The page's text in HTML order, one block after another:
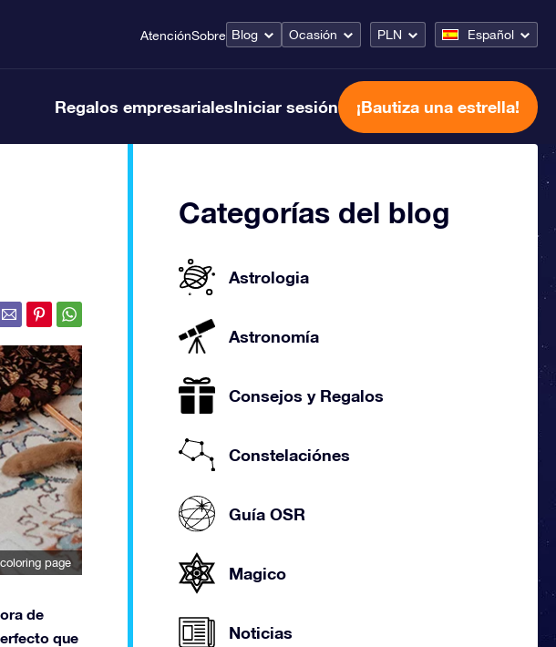
AtenciónSobre Blog Ocasión PLN Español
Regalos empresarialesIniciar sesión ¡Bautiza una estrella!
page
de
que
Categorías del blog
Astrologia
Astronomía
Consejos y Regalos
Constelaciónes
Guía OSR
Magico
Noticias